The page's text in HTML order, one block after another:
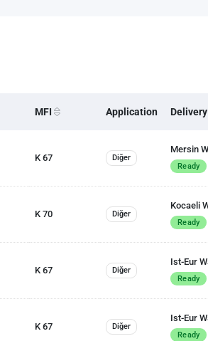
MFI Application
K 67 Diğer
Mersin
Ready
K 70 Diğer
Kocaeli
Ready
K 67 Diğer
Ist-Eur
Ready
K 67 Diğer
Ist-Eur
Ready